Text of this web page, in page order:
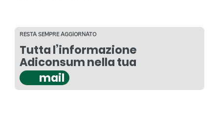
RESTA SEMPRE AGGIORNATO
Tutta l’informazione
Adiconsum nella tua
mail